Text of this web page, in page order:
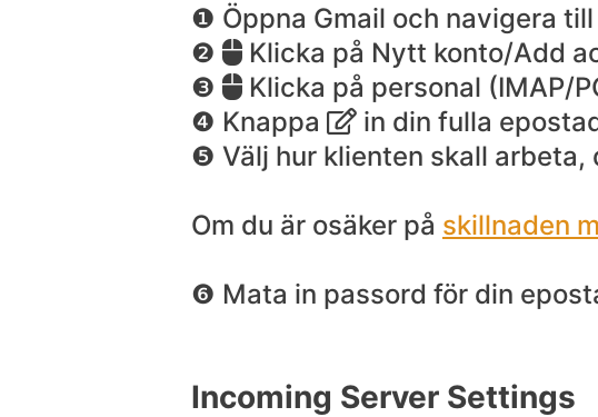
❶ Öppna Gmail och navigera
❷
Klicka på Nytt konto/Add
❸
Klicka på personal (IMAP/
❹ Knappa
in din fulla
❺ Välj hur klienten skall arbeta,
Om du är osäker på skillnaden
❻ Mata in passord för din
Incoming Server Settings